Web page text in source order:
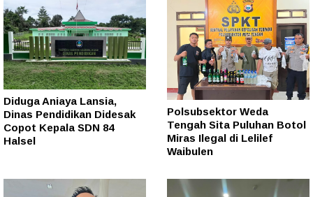
Diduga Aniaya Lansia,
Dinas Pendidikan Didesak
Copot Kepala SDN 84
Halsel
Polsubsektor Weda
Tengah Sita Puluhan Botol
Miras Ilegal di Lelilef
Waibulen